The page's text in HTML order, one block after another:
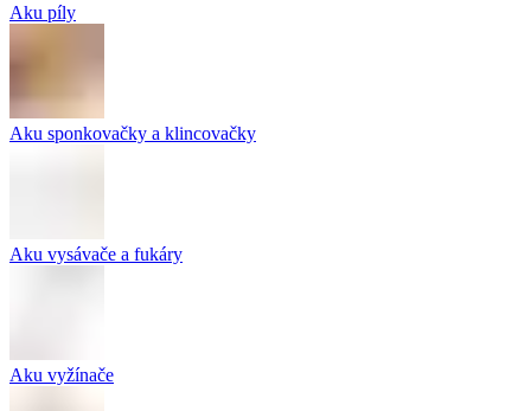
Aku píly
Aku sponkovačky a klincovačky
Aku vysávače a fukáry
Aku vyžínače